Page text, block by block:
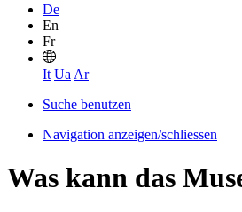
De
En
Fr
It Ua Ar
Suche benutzen
Navigation anzeigen/schliessen
Was kann das